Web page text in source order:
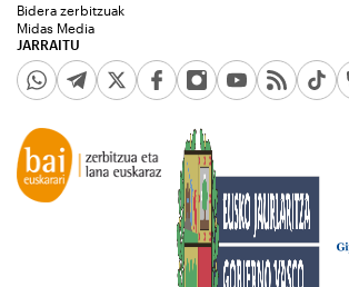
JARRAITU
Bidera zerbitzuak
Midas Media